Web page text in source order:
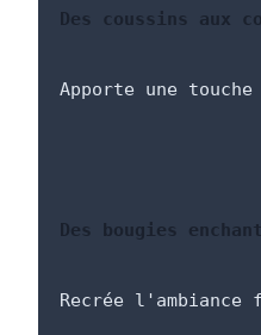
Des coussins aux
Apporte une
Des bougies
Recrée